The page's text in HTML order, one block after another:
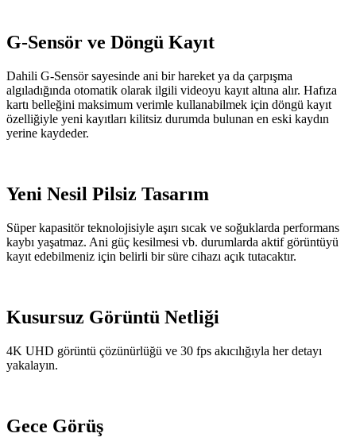
G-Sensör ve Döngü Kayıt
Dahili G-Sensör sayesinde ani bir hareket ya da çarpışma
algıladığında otomatik olarak ilgili videoyu kayıt altına alır. Hafıza
kartı belleğini maksimum verimle kullanabilmek için döngü kayıt
özelliğiyle yeni kayıtları kilitsiz durumda bulunan en eski kaydın
yerine kaydeder.
Yeni Nesil Pilsiz Tasarım
Süper kapasitör teknolojisiyle aşırı sıcak ve soğuklarda performans
kaybı yaşatmaz. Ani güç kesilmesi vb. durumlarda aktif görüntüyü
kayıt edebilmeniz için belirli bir süre cihazı açık tutacaktır.
Kusursuz Görüntü Netliği
4K UHD görüntü çözünürlüğü ve 30 fps akıcılığıyla her detayı
yakalayın.
Gece Görüş